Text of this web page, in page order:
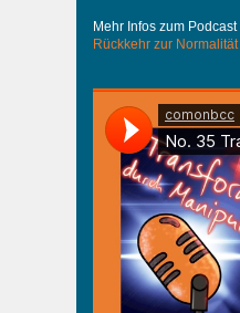
Mehr Infos zum Podcast
Rückkehr zur Normalität